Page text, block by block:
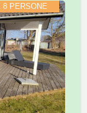
8 PERSONE